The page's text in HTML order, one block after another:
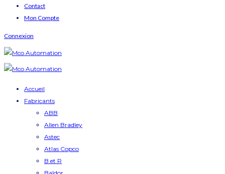
Contact
Mon Compte
Connexion
Accueil
Fabricants
ABB
Allen Bradley
Astec
Atlas Copco
B et R